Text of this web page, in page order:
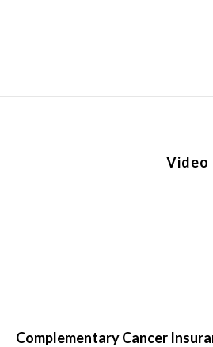
Video
Complementary Cancer